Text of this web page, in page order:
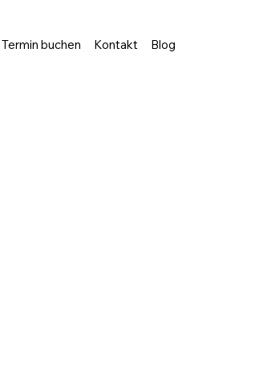
Termin buchen Kontakt Blog